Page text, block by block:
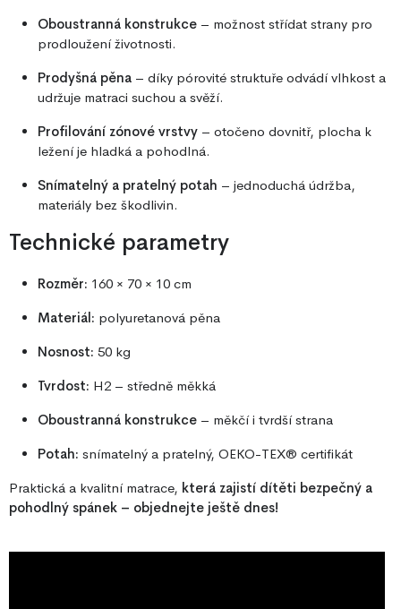
Oboustranná konstrukce – možnost střídat strany pro
prodloužení životnosti.
Prodyšná pěna – díky pórovité struktuře odvádí vlhkost a
udržuje matraci suchou a svěží.
Profilování zónové vrstvy – otočeno dovnitř, plocha k
ležení je hladká a pohodlná.
Snímatelný a pratelný potah – jednoduchá údržba,
materiály bez škodlivin.
Technické parametry
Rozměr: 160 × 70 × 10 cm
Materiál: polyuretanová pěna
Nosnost: 50 kg
Tvrdost: H2 – středně měkká
Oboustranná konstrukce – měkčí i tvrdší strana
Potah: snímatelný a pratelný, OEKO-TEX® certifikát
Praktická a kvalitní matrace, která zajistí dítěti bezpečný a
pohodlný spánek – objednejte ještě dnes!